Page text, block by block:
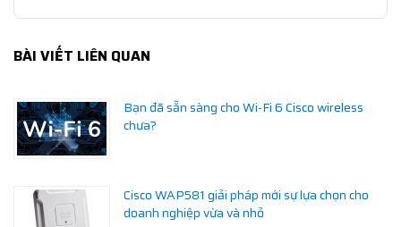
BÀI VIẾT LIÊN QUAN
Bạn đã sẵn sàng cho Wi-Fi 6 Cisco wireless
chưa?
Cisco WAP581 giải pháp mới sự lựa chọn cho
doanh nghiệp vừa và nhỏ